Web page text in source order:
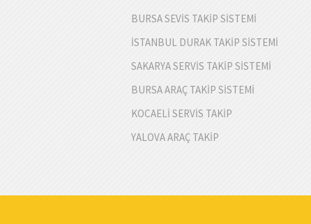
BURSA SEVİS TAKİP SİSTEMİ
İSTANBUL DURAK TAKİP SİSTEMİ
SAKARYA SERVİS TAKİP SİSTEMİ
BURSA ARAÇ TAKİP SİSTEMİ
KOCAELİ SERVİS TAKİP
YALOVA ARAÇ TAKİP